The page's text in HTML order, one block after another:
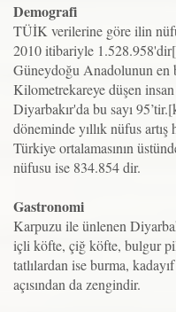
Demografi
TÜİK verilerine göre ilin
2010 itibariyle
Güneydoğu Anadolunun
Kilometrekareye düşen insan
Diyarbakır'da bu sayı
döneminde yıllık nüfus
Türkiye ortalamasının
nüfusu ise 834.854 dir.
Gastronomi
Karpuzu ile ünlenen
içli köfte, çiğ köfte, bulgur
tatlılardan ise burma,
açısından da zengindir.